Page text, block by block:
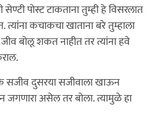
सेण्टी पोस्ट टाकताना तुम्ही हे विसरलात
कचाकचा खाताना बरे तुम्हाला
बोलू शकत नाहीत तर त्यांना हवे
सजीव दुसरया सजीवाला खाऊन
असेल तर बोला. त्यामुळे हा